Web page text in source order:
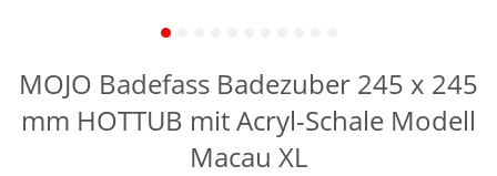
MOJO Badefass Badezuber 245 x 245
mm HOTTUB mit Acryl-Schale Modell
Macau XL